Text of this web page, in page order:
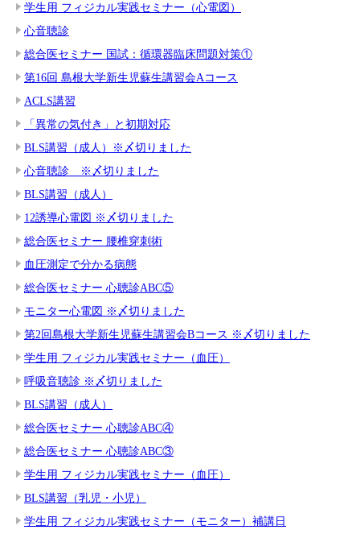
学生用 フィジカル実践セミナー（心電図）
心音聴診
総合医セミナー 国試：循環器臨床問題対策①
第16回 島根大学新生児蘇生講習会Aコース
ACLS講習
「異常の気付き」と初期対応
BLS講習（成人）※〆切りました
心音聴診 ※〆切りました
BLS講習（成人）
12誘導心電図 ※〆切りました
総合医セミナー 腰椎穿刺術
血圧測定で分かる病態
総合医セミナー 心聴診ABC⑤
モニター心電図 ※〆切りました
第2回島根大学新生児蘇生講習会Bコース ※〆切りました
学生用 フィジカル実践セミナー（血圧）
呼吸音聴診 ※〆切りました
BLS講習（成人）
総合医セミナー 心聴診ABC④
総合医セミナー 心聴診ABC③
学生用 フィジカル実践セミナー（血圧）
BLS講習（乳児・小児）
学生用 フィジカル実践セミナー（モニター）補講日